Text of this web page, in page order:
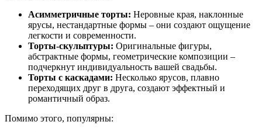
Асимметричные торты: Неровные края, наклонные
ярусы, нестандартные формы – они создают ощущение
легкости и современности.
Торты-скульптуры: Оригинальные фигуры,
абстрактные формы, геометрические композиции –
подчеркнут индивидуальность вашей свадьбы.
Торты с каскадами: Несколько ярусов, плавно
переходящих друг в друга, создают эффектный и
романтичный образ.
Помимо этого, популярны: